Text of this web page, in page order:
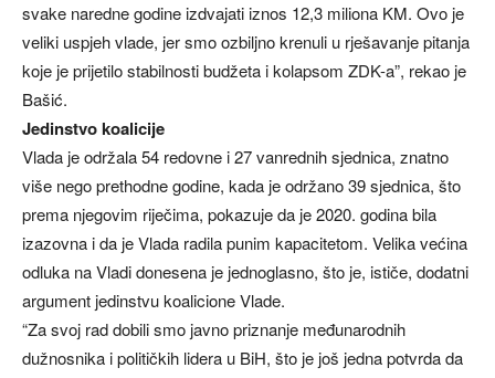
svake naredne godine izdvajati iznos 12,3 miliona KM. Ovo je
veliki uspjeh vlade, jer smo ozbiljno krenuli u rješavanje pitanja
koje je prijetilo stabilnosti budžeta i kolapsom ZDK-a”, rekao je
Bašić.
Jedinstvo koalicije
Vlada je održala 54 redovne i 27 vanrednih sjednica, znatno
više nego prethodne godine, kada je održano 39 sjednica, što
prema njegovim riječima, pokazuje da je 2020. godina bila
izazovna i da je Vlada radila punim kapacitetom. Velika većina
odluka na Vladi donesena je jednoglasno, što je, ističe, dodatni
argument jedinstvu koalicione Vlade.
“Za svoj rad dobili smo javno priznanje međunarodnih
dužnosnika i političkih lidera u BiH, što je još jedna potvrda da